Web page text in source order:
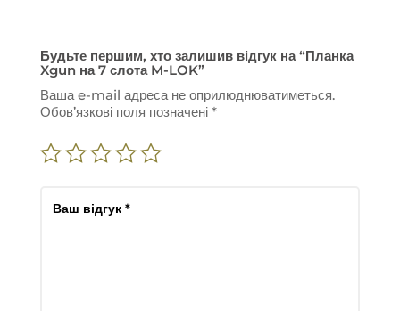
Будьте першим, хто залишив відгук на “Планка
Xgun на 7 слота M-LOK”
Ваша e-mail адреса не оприлюднюватиметься.
Обов’язкові поля позначені *